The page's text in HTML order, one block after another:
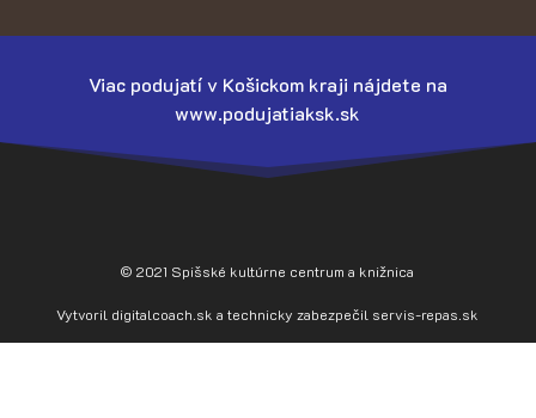
Viac podujatí v Košickom kraji nájdete na
www.podujatiaksk.sk
© 2021 Spišské kultúrne centrum a knižnica
Vytvoril digitalcoach.sk a technicky zabezpečil servis-repas.sk